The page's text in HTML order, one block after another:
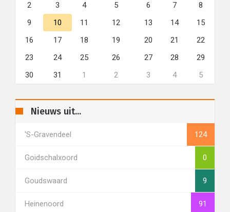
2
3 4 5 6 7
8
9
10 11 12 13 14
15
16
17 18 19 20 21
22
23
24 25 26 27 28
29
30
31 1 2 3 4 5
Nieuws uit...
's-Gravendeel 124
Goidschalxoord 0
Goudswaard 9
Heinenoord 91